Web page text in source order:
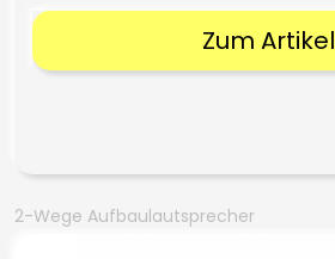
Zum Artikel
2-Wege Aufbaulautsprecher